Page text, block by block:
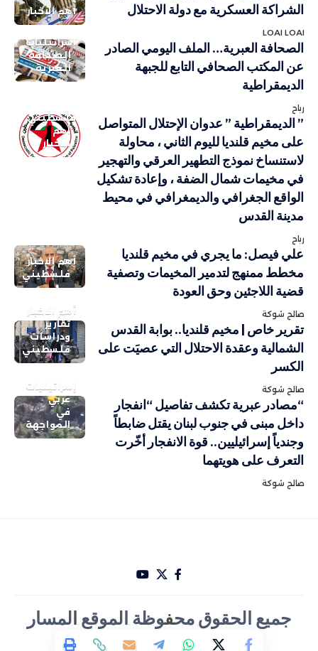
أهم الاخبار
الشراكة العسكرية مع دولة الاحتلال
LOAI LOAI
إسرائيليات
الصحافة
العبرية
الصحافة العبرية… الملف اليومي الصادر
عن المكتب الصحافي التابع للجبهة
الديمقراطية
رباح
فلسطيني
أهم
الاخبار
” الديمقراطية ” عدوان الإحتلال المتواصل
على مخيم قلنديا لليوم الثاني ، محاولة
لاستنساخ نموذج التطهير العرقي والتهجير
في مخيمات شمال الضفة ، وإعادة تشكيل
الواقع الجغرافي والديمغرافي في محيط
مدينة القدس
رباح
أهم الاخبار
فلسطيني
علي فيصل: ما يجري في مخيم قلنديا
مخطط ممنهج لتدمير المخيمات وتصفية
قضية اللاجئين وحق العودة
صالح شوكة
أهم الاخبار
تقارير
ودراسات
فلسطيني
تقرير خاص | مخيم قلنديا.. بوابة القدس
الشمالية وعقدة الاحتلال التي عصيَت على
الكسر
صالح شوكة
إسرائيليات
عربي
في
المواجهة
“مصادر عبرية تكشف تفاصيل “انفجار
داخل مبنى في جنوب لبنان يقتل ضابطاً
وجندياً إسرائيليين.. قوة الانفجار أخّرت
التعرف على هويتهما
صالح شوكة
جميع الحقوق محفوظة الموقع المسار
الأخباري تصميم Hakam